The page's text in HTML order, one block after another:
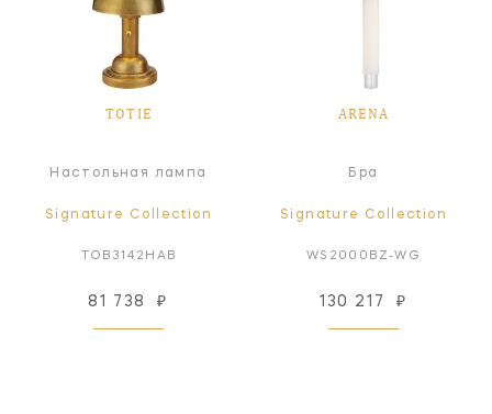
TOTIE
Настольная лампа
Signature Collection
TOB3142HAB
81 738 ₽
ARENA
Бра
Signature Collection
WS2000BZ-WG
130 217 ₽